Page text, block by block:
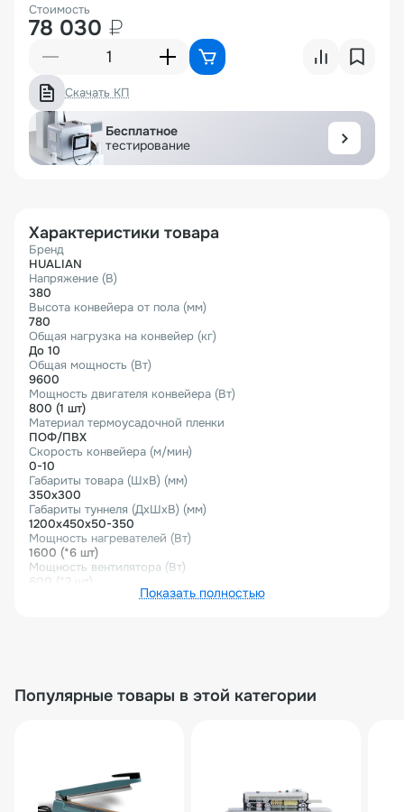
Стоимость
78 030 ₽
Скачать КП
Бесплатное
тестирование
Характеристики товара
Бренд
HUALIAN
Напряжение (В)
380
Высота конвейера от пола (мм)
780
Общая нагрузка на конвейер (кг)
До 10
Общая мощность (Вт)
9600
Мощность двигателя конвейера (Вт)
800 (1 шт)
Материал термоусадочной пленки
ПОФ/ПВХ
Скорость конвейера (м/мин)
0-10
Габариты товара (ШхВ) (мм)
350х300
Габариты туннеля (ДхШхВ) (мм)
1200x450x50-350
Мощность нагревателей (Вт)
1600 (*6 шт)
Мощность вентилятора (Вт)
600 (*2 шт)
1 650×750×570
Термоусадочный тоннель ET-40P – профессиональное
оборудование для термоусадки, разработанное для
Показать полностью
Популярные товары в этой категории